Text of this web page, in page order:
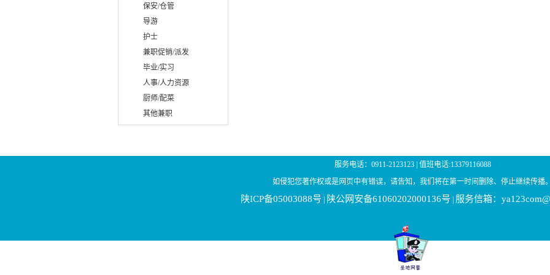
保安/仓管
导游
护士
兼职促销/派发
毕业/实习
人事/人力资源
厨师/配菜
其他兼职
服务电话：0911-2123123 | 值班电话:13379116088
如侵犯您著作权或是网页中有错误，请告知，我们将在第一时间删除、停止继续传播。
陕ICP备05003088号 陕公网安备61060202000136号 服务信箱：